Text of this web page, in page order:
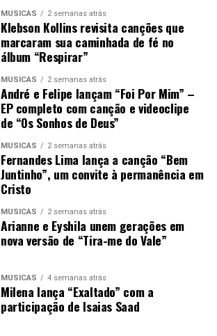
MÚSICAS 2 semanas atrás
Klebson Kollins revisita canções que
marcaram sua caminhada de fé no
álbum “Respirar”
MÚSICAS 2 semanas atrás
André e Felipe lançam “Foi Por Mim” –
EP completo com canção e videoclipe
de “Os Sonhos de Deus”
MÚSICAS 2 semanas atrás
Fernandes Lima lança a canção “Bem
Juntinho”, um convite à permanência em
Cristo
MÚSICAS 2 semanas atrás
Arianne e Eyshila unem gerações em
nova versão de “Tira-me do Vale”
MÚSICAS 4 semanas atrás
Milena lança “Exaltado” com a
participação de Isaias Saad